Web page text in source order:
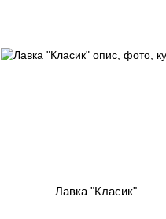
Лавка "Класик"